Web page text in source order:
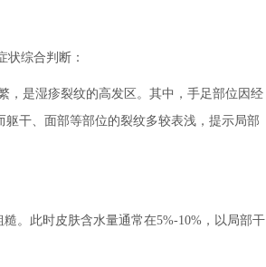
状综合判断：
，是湿疹裂纹的高发区。其中，手足部位因经
干、面部等部位的裂纹多较表浅，提示局部
。此时皮肤含水量通常在5%-10%，以局部干